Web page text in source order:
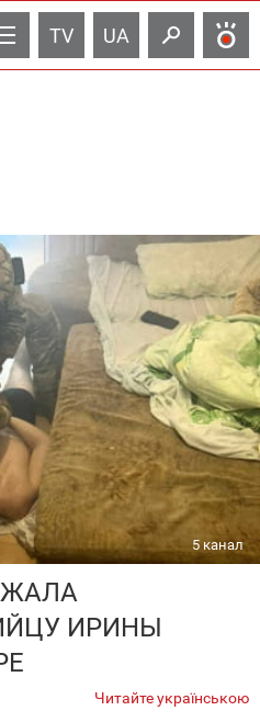
TV UA
5 канал
ИРИНЫ
Читайте українською